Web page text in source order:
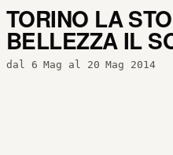
TORINO LA
BELLEZZA IL
dal 6 Mag al 20 Mag 2014